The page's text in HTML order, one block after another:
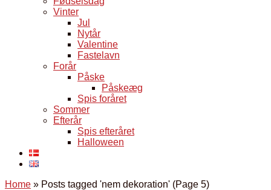
Vinter
Jul
Nytår
Valentine
Fastelavn
Forår
Påske
Påskeæg
Spis foråret
Sommer
Efterår
Spis efteråret
Halloween
Home » Posts tagged 'nem dekoration' (Page 5)